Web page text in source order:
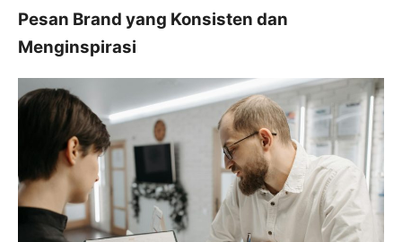
Pesan Brand yang Konsisten dan
Menginspirasi